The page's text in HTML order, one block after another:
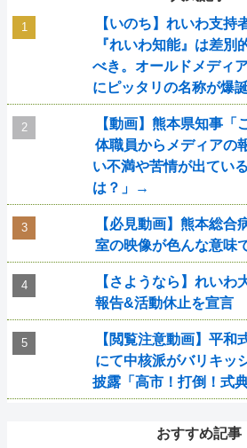
【いのち】れいわ支持
『れいわ知能』は差別
べき。オールドメディ
にピッタリの名称が爆
【動画】熊本県知事「
体職員からメディアの
い不満や苦情が出てい
は？」→
【必見動画】熊本総合
室の映像が色んな意味
【さようなら】れいわ
報告&活動休止を宣言
【閲覧注意動画】平和
にて中核派がバリキッ
披露「高市！打倒！式
おすすめ記事